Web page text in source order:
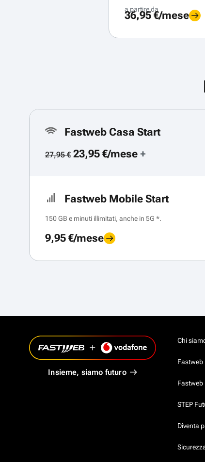
a partire da
36,95 €/mese
Fastweb Casa Start
27,95 €23,95 €/mese +
Fastweb Mobile Start
150 GB e minuti illimitati, anche in 5G *.
9,95 €/mese
Insieme, siamo futuro
Chi
Fastweb
Fastweb
STEP
Diventa